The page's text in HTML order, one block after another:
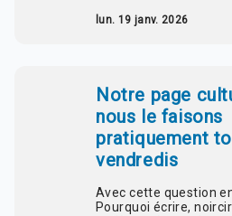
lun. 19 janv. 2026
Notre page
nous le faisons
pratiquement
vendredis
Avec cette question
Pourquoi écrire,